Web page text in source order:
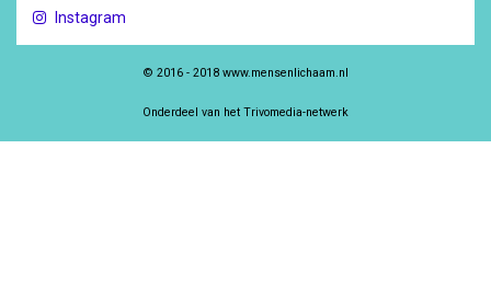
Instagram
© 2016 - 2018 www.mensenlichaam.nl
Onderdeel van het Trivomedia-netwerk